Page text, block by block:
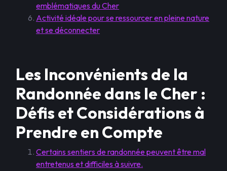
emblématiques du Cher
Activité idéale pour se ressourcer en pleine nature
et se déconnecter
Les Inconvénients de la
Randonnée dans le Cher :
Défis et Considérations à
Prendre en Compte
Certains sentiers de randonnée peuvent être mal
entretenus et difficiles à suivre.